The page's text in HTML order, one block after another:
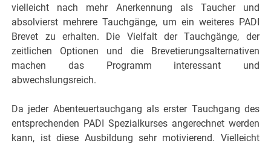
vielleicht nach mehr Anerkennung als Taucher und
absolvierst mehrere Tauchgänge, um ein weiteres PADI
Brevet zu erhalten. Die Vielfalt der Tauchgänge, der
zeitlichen Optionen und die Brevetierungsalternativen
machen das Programm interessant und
abwechslungsreich.
Da jeder Abenteuertauchgang als erster Tauchgang des
entsprechenden PADI Spezialkurses angerechnet werden
kann, ist diese Ausbildung sehr motivierend. Vielleicht